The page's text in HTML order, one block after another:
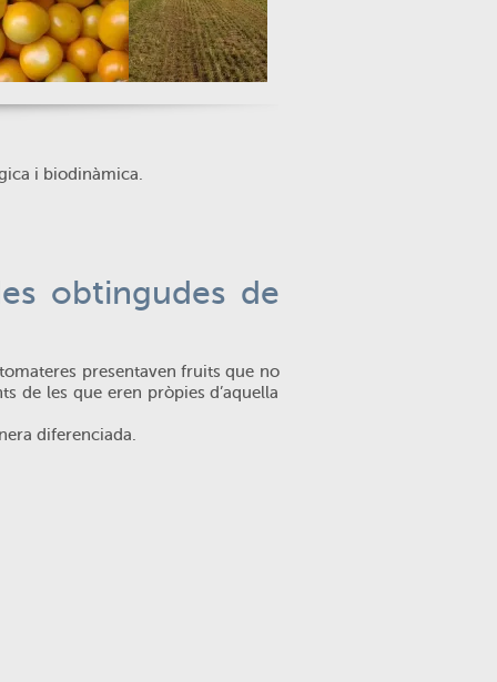
i biodinàmica.
obtingudes de
presentaven fruits que no
de les que eren pròpies d’aquella
diferenciada.